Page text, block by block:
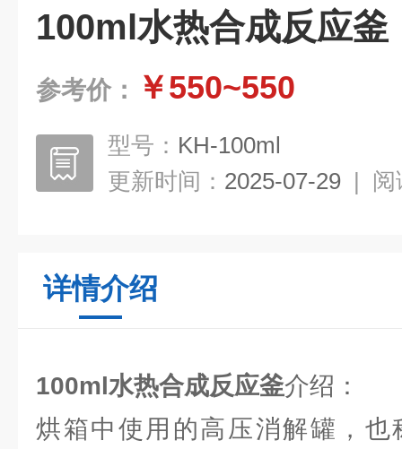
100ml水热合成反应釜
参考价： ￥550~550
型号： KH-100ml
更新时间： 2025-07-29 | 阅
详情介绍
100ml水热合成反应釜介绍：
烘箱中使用的高压消解罐，也